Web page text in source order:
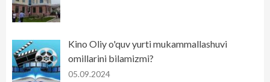
Kino Oliy o'quv yurti mukammallashuvi
omillarini bilamizmi?
05.09.2024